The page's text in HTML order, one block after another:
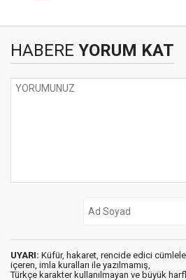
HABERE YORUM KAT
UYARI: Küfür, hakaret, rencide edici
içeren, imla kuralları ile yazılmamış,
Türkçe karakter kullanılmayan ve büyük